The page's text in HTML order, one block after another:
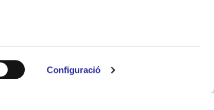
Configuració